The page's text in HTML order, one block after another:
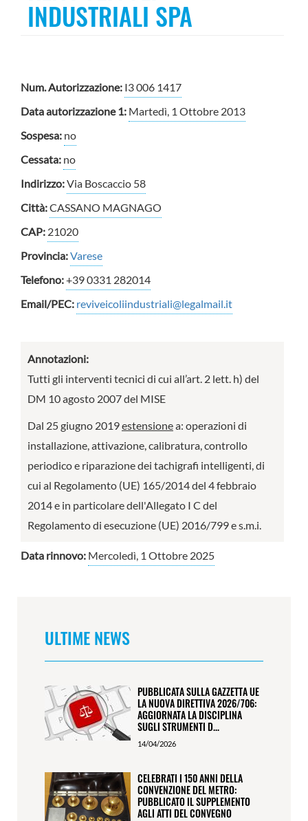
INDUSTRIALI SPA
Num. Autorizzazione: I3 006 1417
Data autorizzazione 1: Martedì, 1 Ottobre 2013
Sospesa: no
Cessata: no
Indirizzo:Via Boscaccio 58
Città:CASSANO MAGNAGO
CAP: 21020
Provincia:Varese
Telefono:+39 0331 282014
Email/PEC: reviveicoliindustriali@legalmail.it
Annotazioni:
Tutti gli interventi tecnici di cui all’art. 2 lett. h) del
DM 10 agosto 2007 del MISE
Dal 25 giugno 2019estensionea: operazioni di
installazione, attivazione, calibratura, controllo
periodico e riparazione dei tachigrafi intelligenti, di
cui al Regolamento (UE) 165/2014 del 4 febbraio
2014 e in particolare dell'Allegato I C del
Regolamento di esecuzione (UE) 2016/799 e s.m.i.
Data rinnovo: Mercoledì, 1 Ottobre 2025
ULTIME NEWS
PUBBLICATA SULLA GAZZETTA UE
LA NUOVA DIRETTIVA 2026/706:
AGGIORNATA LA DISCIPLINA
SUGLI STRUMENTI D...
14/04/2026
CELEBRATI I 150 ANNI DELLA
CONVENZIONE DEL METRO:
PUBBLICATO IL SUPPLEMENTO
AGLI ATTI DEL CONVEGNO